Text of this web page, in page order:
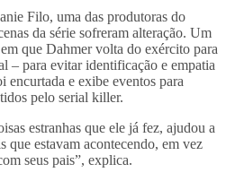
Filo, uma das produtoras do
da série sofreram alteração. Um
que Dahmer volta do exército para
– para evitar identificação e empatia
e exibe eventos para
pelo serial killer.
estranhas que ele já fez, ajudou a
que estavam acontecendo, em vez
seus pais”, explica.